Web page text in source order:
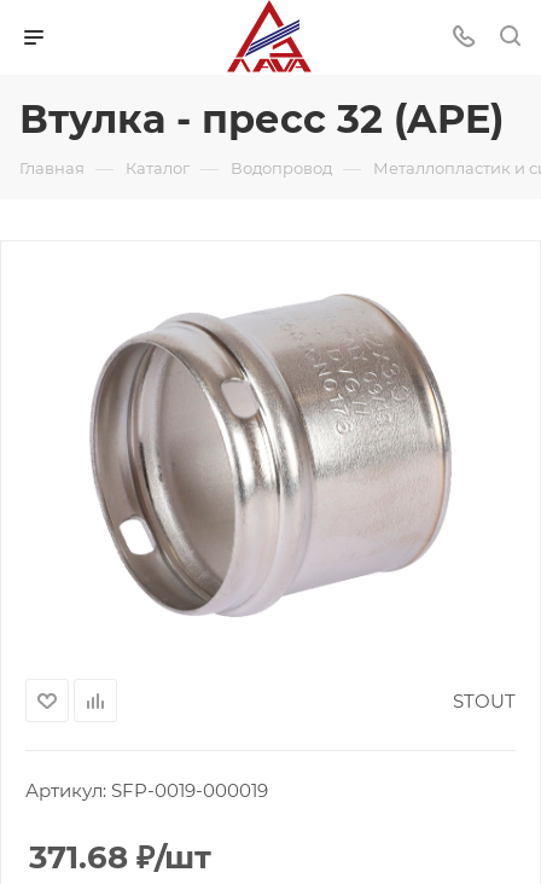
Втулка - пресс 32 (APE)
Главная — Каталог — Водопровод — Металлопластик и
STOUT
Артикул: SFP-0019-000019
371.68 ₽/шт